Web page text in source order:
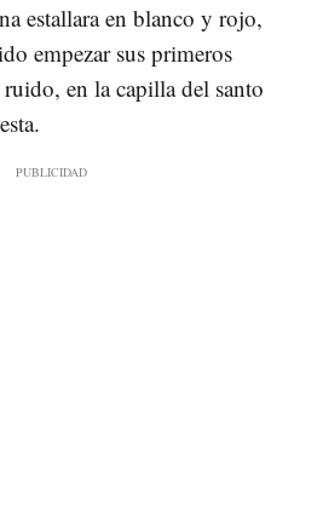
estallara en blanco y rojo,
empezar sus primeros
en la capilla del santo